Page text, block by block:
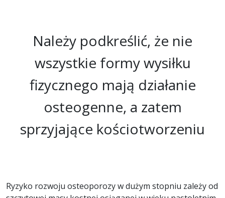
Należy podkreślić, że nie
wszystkie formy wysiłku
fizycznego mają działanie
osteogenne, a zatem
sprzyjające kościotworzeniu
Ryzyko rozwoju osteoporozy w dużym stopniu zależy od